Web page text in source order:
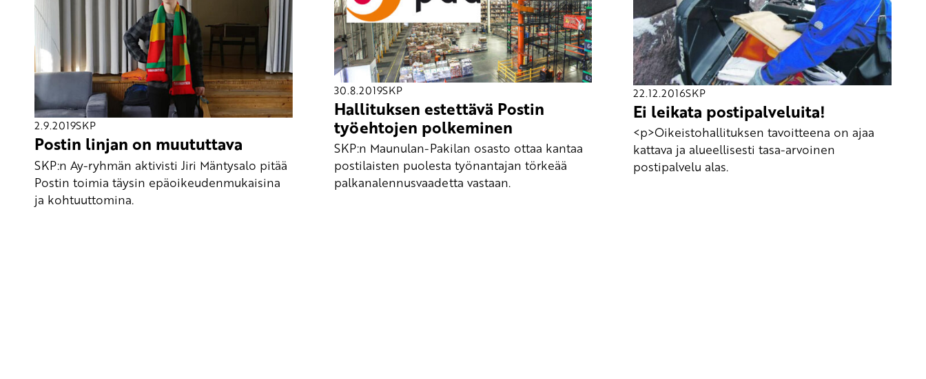
2.9.2019SKP
Postin linjan on muututtava
SKP:n Ay-ryhmän aktivisti Jiri Mäntysalo pitää
Postin toimia täysin epäoikeudenmukaisina
ja kohtuuttomina.
30.8.2019SKP
Hallituksen estettävä Postin
työehtojen polkeminen
SKP:n Maunulan-Pakilan osasto ottaa kantaa
postilaisten puolesta työnantajan törkeää
palkanalennusvaadetta vastaan.
22.12.2016SKP
Ei leikata postipalveluita!
<p>Oikeistohallituksen tavoitteena on ajaa
kattava ja alueellisesti tasa-arvoinen
postipalvelu alas.